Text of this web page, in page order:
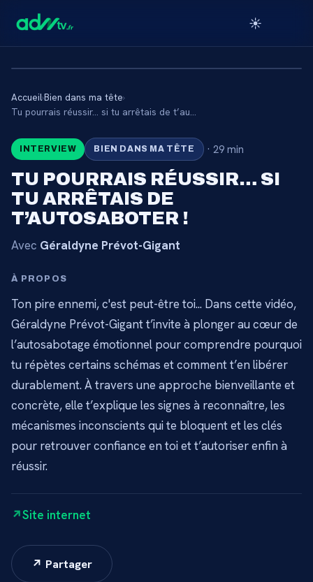
☀️
🔒
CONTENU RÉSERVÉ AUX
ABONNÉS
Connectez-vous via votre lien membre, ou
abonnez-vous pour accéder au catalogue.
Débloquer l'accès →
Accueil›Bien dans ma tête›
Tu pourrais réussir… si tu arrêtais de t’autosaboter !
INTERVIEW BIEN DANS MA TÊTE · 29 min
TU POURRAIS RÉUSSIR… SI
TU ARRÊTAIS DE
T’AUTOSABOTER !
Avec Géraldyne Prévot-Gigant
À PROPOS
Ton pire ennemi, c'est peut-être toi... Dans cette vidéo,
Géraldyne Prévot-Gigant t’invite à plonger au cœur de
l’autosabotage émotionnel pour comprendre pourquoi
tu répètes certains schémas et comment t’en libérer
durablement. À travers une approche bienveillante et
concrète, elle t’explique les signes à reconnaître, les
mécanismes inconscients qui te bloquent et les clés
pour retrouver confiance en toi et t’autoriser enfin à
réussir.
Site internet
↗ Partager